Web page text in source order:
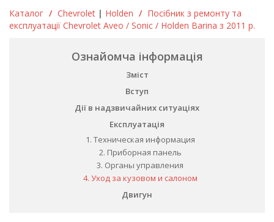
Каталог / Chevrolet | Holden / Посібник з ремонту та
експлуатації Chevrolet Aveo / Sonic / Holden Barina з 2011 р.
Ознайомча інформація
Зміст
Вступ
Дії в надзвичайних ситуаціях
Експлуатація
1. Техническая информация
2. Приборная панель
3. Органы управления
4. Уход за кузовом и салоном
Двигун